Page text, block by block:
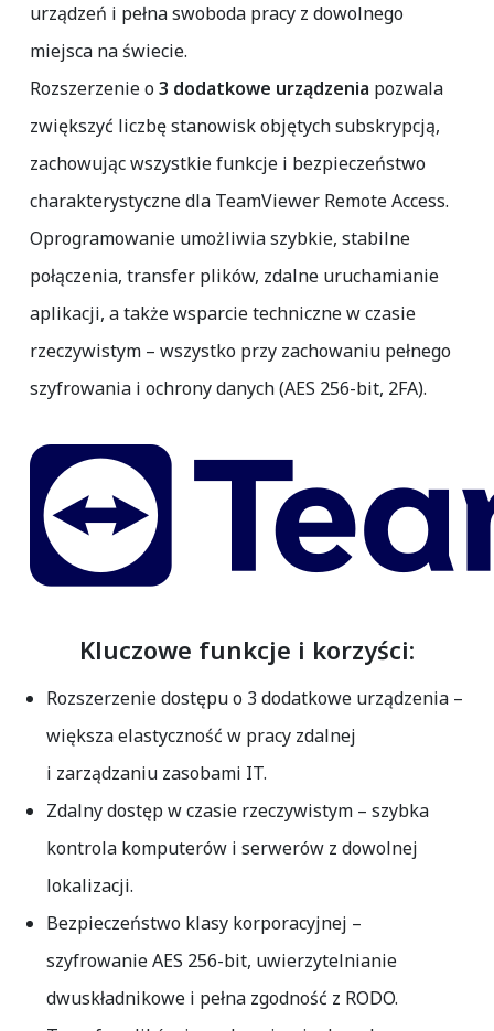
urządzeń i pełna swoboda pracy z dowolnego
miejsca na świecie.
Rozszerzenie o3 dodatkowe urządzenia pozwala
zwiększyć liczbę stanowisk objętych subskrypcją,
zachowując wszystkie funkcje i bezpieczeństwo
charakterystyczne dla TeamViewer Remote Access.
Oprogramowanie umożliwia szybkie, stabilne
połączenia, transfer plików, zdalne uruchamianie
aplikacji, a także wsparcie techniczne w czasie
rzeczywistym – wszystko przy zachowaniu pełnego
szyfrowania i ochrony danych (AES 256-bit, 2FA).
Kluczowe funkcje i korzyści:
Rozszerzenie dostępu o 3 dodatkowe urządzenia–
większa elastyczność w pracy zdalnej
i zarządzaniu zasobami IT.
Zdalny dostęp w czasie rzeczywistym– szybka
kontrola komputerów i serwerów z dowolnej
lokalizacji.
Bezpieczeństwo klasy korporacyjnej –
szyfrowanie AES 256-bit, uwierzytelnianie
dwuskładnikowe i pełna zgodność z RODO.